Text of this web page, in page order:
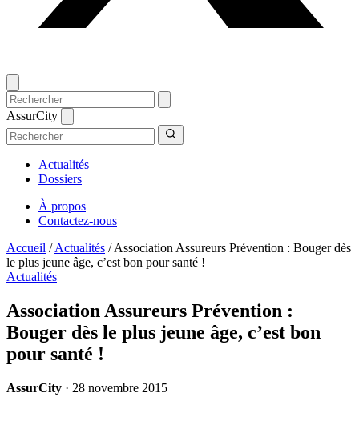
AssurCity
Actualités
Dossiers
À propos
Contactez-nous
Accueil /Actualités /Association Assureurs Prévention : Bouger dès
le plus jeune âge, c’est bon pour santé !
Actualités
Association Assureurs Prévention :
Bouger dès le plus jeune âge, c’est bon
pour santé !
AssurCity · 28 novembre 2015